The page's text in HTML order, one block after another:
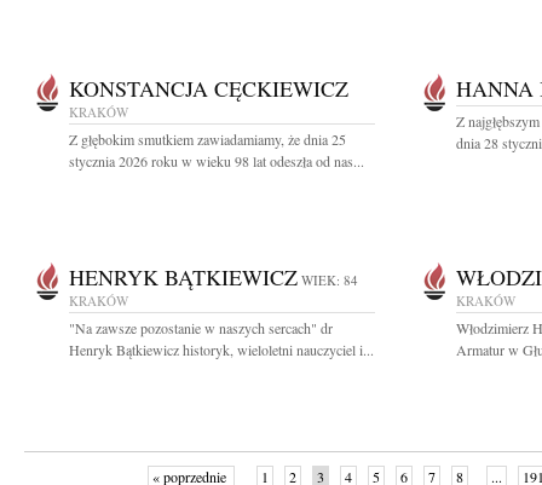
KONSTANCJA CĘCKIEWICZ
KRAKÓW
Z głębokim smutkiem zawiadamiamy, że dnia 25
stycznia 2026 roku w wieku 98 lat odeszła od nas...
HANNA
Z
dnia 28
HENRYK BĄTKIEWICZ WIEK: 84
KRAKÓW
"Na zawsze pozostanie w naszych sercach" dr
Henryk Bątkiewicz historyk, wieloletni nauczyciel i...
KRAKÓW
Włodzimierz
Armatur w
« poprzednie 1 2 3 4 5 6 7 8 ...